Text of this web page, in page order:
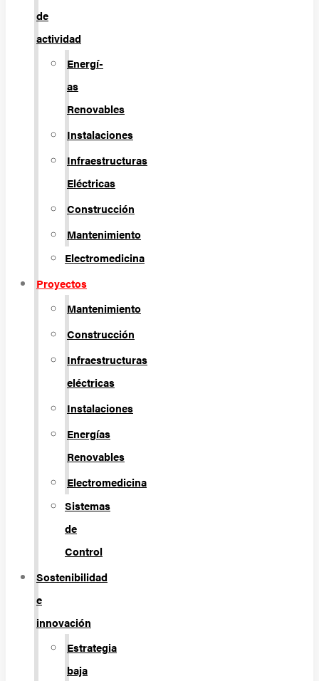
de
actividad
Energí­
as
Renovables
Instalaciones
Infraestructuras
Eléctricas
Construcción
Mantenimiento
Electromedicina
Proyectos
Mantenimiento
Construcción
Infraestructuras
eléctricas
Instalaciones
Energías
Renovables
Electromedicina
Sistemas
de
Control
Sostenibilidad
e
innovación
Estrategia
baja